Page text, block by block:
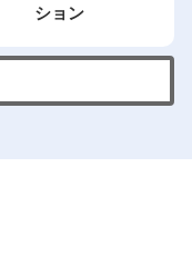
ション